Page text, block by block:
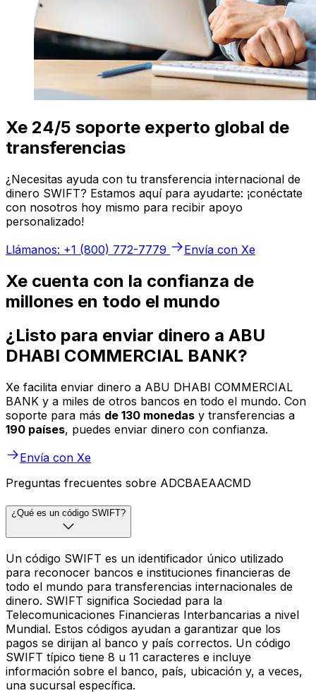
Xe 24/5 soporte experto global de
transferencias
¿Necesitas ayuda con tu transferencia internacional de
dinero SWIFT? Estamos aquí para ayudarte: ¡conéctate
con nosotros hoy mismo para recibir apoyo
personalizado!
Llámanos: +1 (800) 772-7779
Envía con Xe
Xe cuenta con la confianza de
millones en todo el mundo
¿Listo para enviar dinero a ABU
DHABI COMMERCIAL BANK?
Xe facilita enviar dinero a ABU DHABI COMMERCIAL
BANK y a miles de otros bancos en todo el mundo. Con
soporte para más de 130 monedas y transferencias a
190 países, puedes enviar dinero con confianza.
Envía con Xe
Preguntas frecuentes sobre ADCBAEAACMD
¿Qué es un código SWIFT?
Un código SWIFT es un identificador único utilizado
para reconocer bancos e instituciones financieras de
todo el mundo para transferencias internacionales de
dinero. SWIFT significa Sociedad para la
Telecomunicaciones Financieras Interbancarias a nivel
Mundial. Estos códigos ayudan a garantizar que los
pagos se dirijan al banco y país correctos. Un código
SWIFT típico tiene 8 u 11 caracteres e incluye
información sobre el banco, país, ubicación y, a veces,
una sucursal específica.